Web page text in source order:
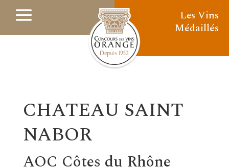
Les Vins
Médaillés
CHATEAU SAINT
NABOR
AOC Côtes du Rhône